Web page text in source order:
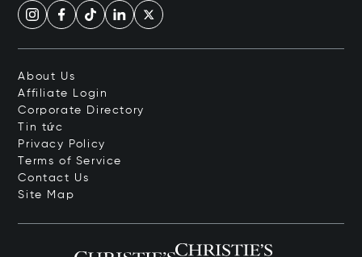
About Us
Affiliate Login
Corporate Directory
Tin tức
Privacy Policy
Terms of Service
Contact Us
Site Map